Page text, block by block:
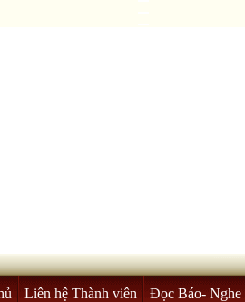
Liên hệ Thành viên Đọc Báo- Nghe